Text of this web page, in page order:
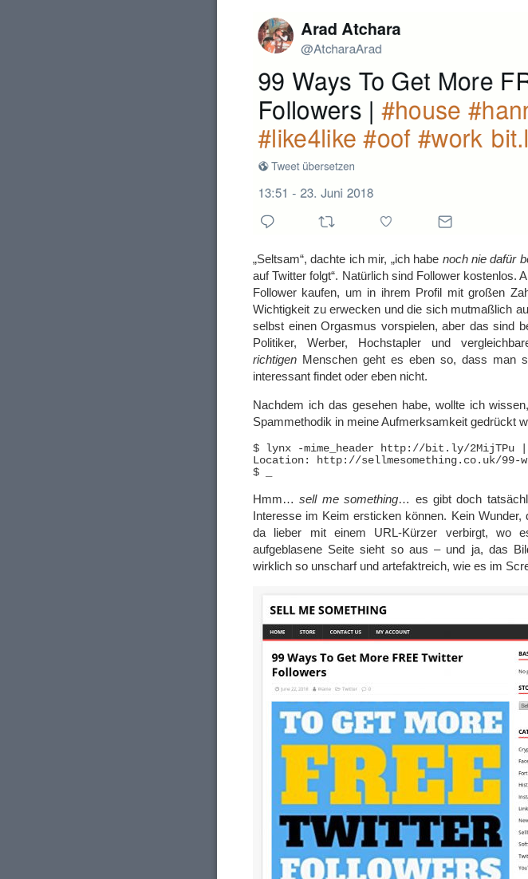
„Seltsam“, dachte ich mir, „ich habe noch nie dafür
auf Twitter folgt“. Natürlich sind Follower kostenlos.
Follower kaufen, um in ihrem Profil mit großen
Wichtigkeit zu erwecken und die sich mutmaßlich
selbst einen Orgasmus vorspielen, aber das sind
Politiker, Werber, Hochstapler und
richtigen Menschen geht es eben so, dass man
interessant findet oder eben nicht.
Nachdem ich das gesehen habe, wollte ich
Spammethodik in meine Aufmerksamkeit gedrückt
$ lynx -mime_header http://bit.ly/2MijTPu
Location: http://sellmesomething.co.uk/
Hmm…sell me something… es gibt doch
Interesse im Keim ersticken können. Kein Wunder,
da lieber mit einem URL-Kürzer verbirgt, wo
aufgeblasene Seite sieht so aus – und ja, das
wirklich so unscharf und artefaktreich, wie es im